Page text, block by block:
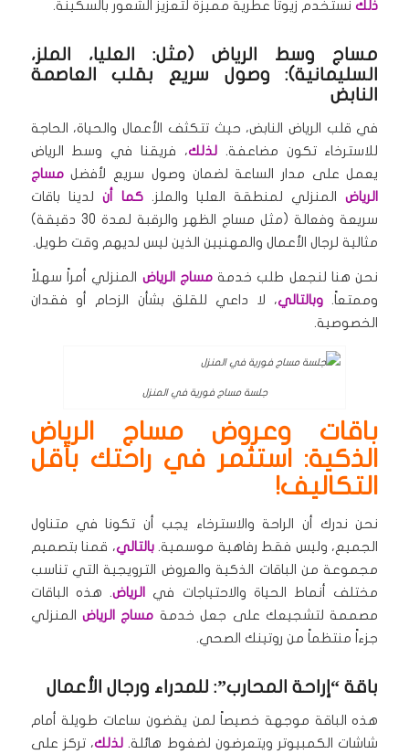
ذلكنستخدم زيوتًا عطرية مميزة لتعزيز الشعور بالسكينة.
مساج وسط الرياض (مثل: العليا، الملز،
السليمانية): وصول سريع بقلب العاصمة
النابض
في قلب الرياض النابض، حيث تتكثف الأعمال والحياة، الحاجة
للاسترخاء تكون مضاعفة.لذلك، فريقنا في وسط الرياض
يعمل على مدار الساعة لضمان وصول سريع لأفضلمساج
الرياضالمنزلي لمنطقة العليا والملز.كما أن لدينا باقات
سريعة وفعالة (مثل مساج الظهر والرقبة لمدة 30 دقيقة)
مثالية لرجال الأعمال والمهنيين الذين ليس لديهم وقت طويل.
نحن هنا لنجعل طلب خدمةمساج الرياض المنزلي أمراً سهلاً
وممتعاً. وبالتالي، لا داعي للقلق بشأن الزحام أو فقدان
الخصوصية.
جلسة مساج فورية في المنزل
باقات وعروض مساج الرياض
الذكية: استثمر في راحتك بأقل
التكاليف!
نحن ندرك أن الراحة والاسترخاء يجب أن تكونا في متناول
الجميع، وليس فقط رفاهية موسمية.بالتالي، قمنا بتصميم
مجموعة من الباقات الذكية والعروض الترويجية التي تناسب
مختلف أنماط الحياة والاحتياجات في
الرياض. هذه الباقات
مصممة لتشجيعك على جعل خدمة مساج الرياضالمنزلي
جزءاً منتظماً من روتينك الصحي.
باقة “إراحة المحارب”: للمدراء ورجال الأعمال
هذه الباقة موجهة خصيصاً لمن يقضون ساعات طويلة أمام
شاشات الكمبيوتر ويتعرضون لضغوط هائلة. لذلك، تركز على